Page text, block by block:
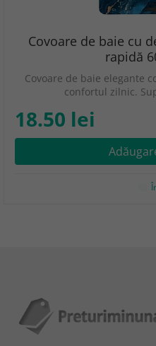
Covoare de baie cu
rapidă
Covoare de baie elegante
confortul zilnic.
18.50 lei